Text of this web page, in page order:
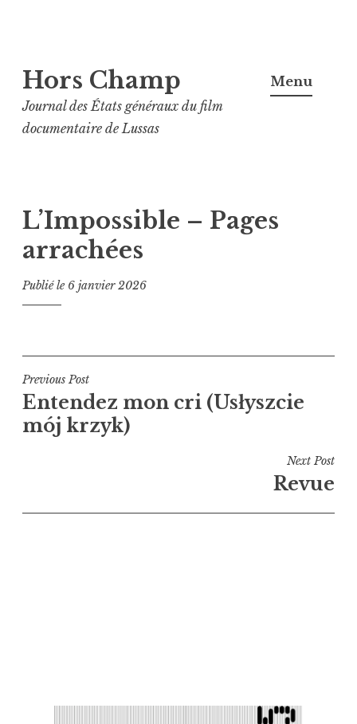
au
contenu
principal
Hors Champ
Journal des États généraux du film
documentaire de Lussas
Menu
L’Impossible – Pages
arrachées
Publié le 6 janvier 2026
Navigation
de
l’article
Previous Post
Entendez mon cri (Usłyszcie
mój krzyk)
Next Post
Revue